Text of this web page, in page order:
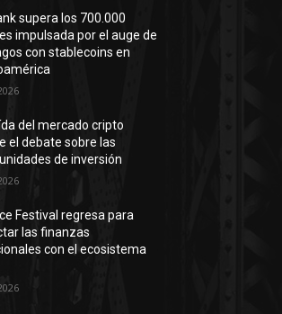
supera los 700.000
impulsada por el auge de
con stablecoins en
del mercado cripto
el debate sobre las
de inversión
Festival regresa para
las finanzas
con el ecosistema